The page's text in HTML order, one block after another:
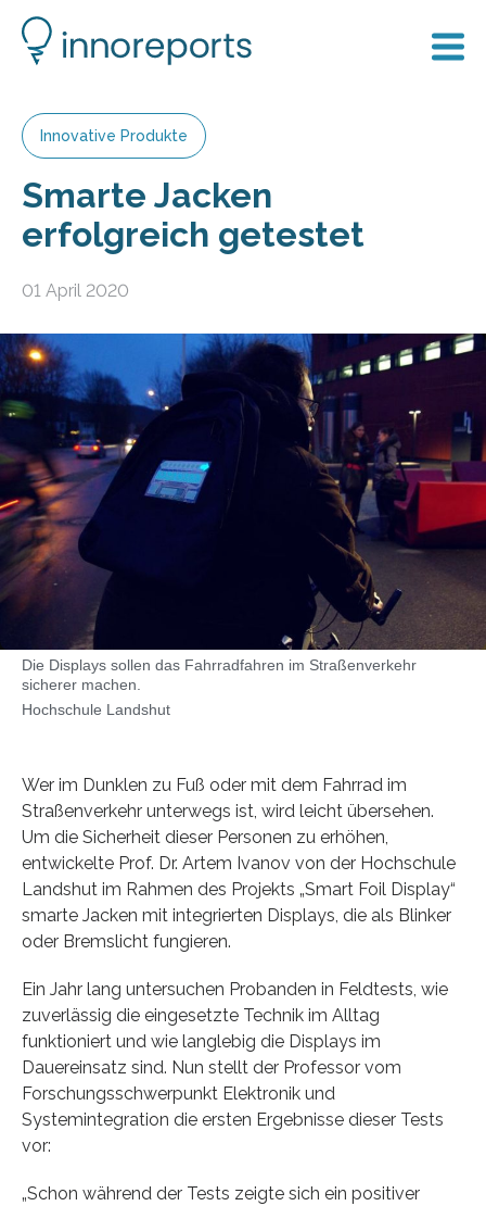
Innovative Produkte
Smarte Jacken
erfolgreich getestet
01 April 2020
Die Displays sollen das Fahrradfahren im Straßenverkehr
sicherer machen.
Hochschule Landshut
Wer im Dunklen zu Fuß oder mit dem Fahrrad im
Straßenverkehr unterwegs ist, wird leicht übersehen.
Um die Sicherheit dieser Personen zu erhöhen,
entwickelte Prof. Dr. Artem Ivanov von der Hochschule
Landshut im Rahmen des Projekts „Smart Foil Display“
smarte Jacken mit integrierten Displays, die als Blinker
oder Bremslicht fungieren.
Ein Jahr lang untersuchen Probanden in Feldtests, wie
zuverlässig die eingesetzte Technik im Alltag
funktioniert und wie langlebig die Displays im
Dauereinsatz sind. Nun stellt der Professor vom
Forschungsschwerpunkt Elektronik und
Systemintegration die ersten Ergebnisse dieser Tests
vor:
„Schon während der Tests zeigte sich ein positiver